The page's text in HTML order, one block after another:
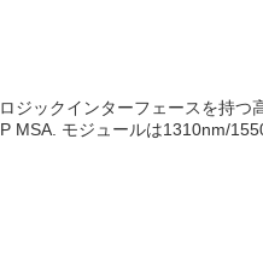
ジックインターフェースを持
MSA. モジュールは1310nm/